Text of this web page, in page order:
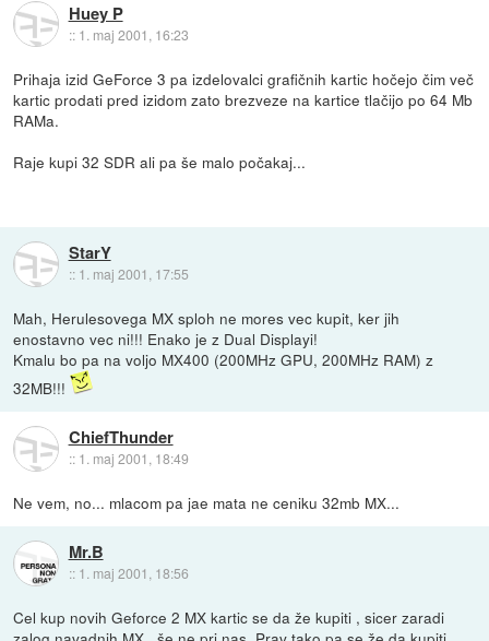
Huey P
:: 1. maj 2001, 16:23
Prihaja izid GeForce 3 pa izdelovalci grafičnih kartic hočejo čim več
kartic prodati pred izidom zato brezveze na kartice tlačijo po 64 Mb
RAMa.
Raje kupi 32 SDR ali pa še malo počakaj...
StarY
:: 1. maj 2001, 17:55
Mah, Herulesovega MX sploh ne mores vec kupit, ker jih
enostavno vec ni!!! Enako je z Dual Displayi!
Kmalu bo pa na voljo MX400 (200MHz GPU, 200MHz RAM) z
32MB!!!
ChiefThunder
:: 1. maj 2001, 18:49
Ne vem, no... mlacom pa jae mata ne ceniku 32mb MX...
Mr.B
:: 1. maj 2001, 18:56
Cel kup novih Geforce 2 MX kartic se da že kupiti , sicer zaradi